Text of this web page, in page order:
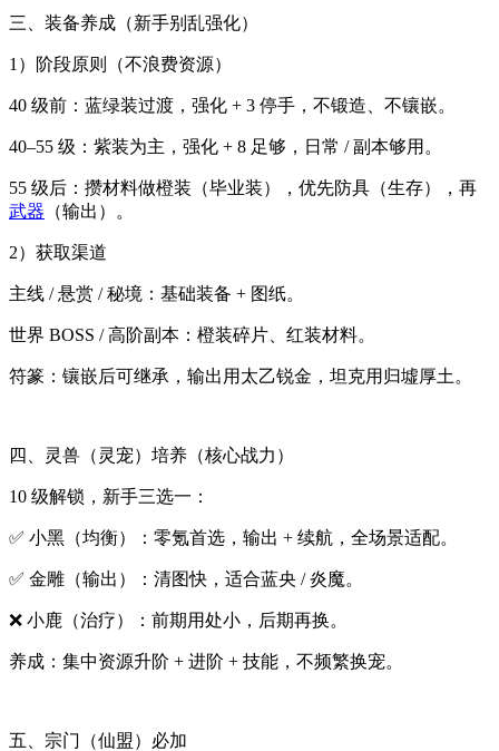
三、装备养成（新手别乱强化）
1）阶段原则（不浪费资源）
40 级前：蓝绿装过渡，强化 + 3 停手，不锻造、不镶嵌。
40–55 级：紫装为主，强化 + 8 足够，日常 / 副本够用。
55 级后：攒材料做橙装（毕业装），优先防具（生存），再
武器 （输出）。
2）获取渠道
主线 / 悬赏 / 秘境：基础装备 + 图纸。
世界 BOSS / 高阶副本：橙装碎片、红装材料。
符篆：镶嵌后可继承，输出用太乙锐金，坦克用归墟厚土。
四、灵兽（灵宠）培养（核心战力）
10 级解锁，新手三选一：
✅ 小黑（均衡）：零氪首选，输出 + 续航，全场景适配。
✅ 金雕（输出）：清图快，适合蓝央 / 炎魔。
❌ 小鹿（治疗）：前期用处小，后期再换。
养成：集中资源升阶 + 进阶 + 技能，不频繁换宠。
五、宗门（仙盟）必加